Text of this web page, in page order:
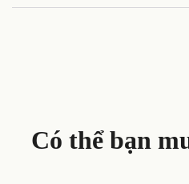
Có thể bạn